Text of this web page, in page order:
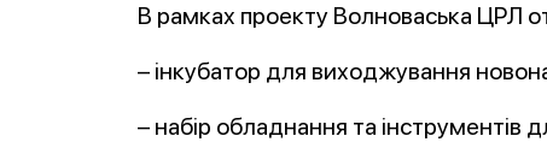
В рамках проекту Волноваська ЦРЛ
– інкубатор для виходжування
– набір обладнання та інструментів